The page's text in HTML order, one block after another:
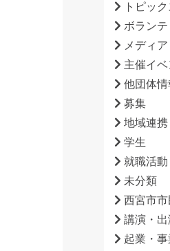
トピッ
ボラン
メディア
主催イ
他団体
募集
地域連
学生
就職活
未分類
西宮市
講演・出
起業・